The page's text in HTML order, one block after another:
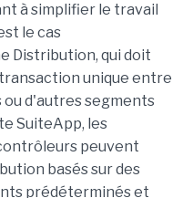
à simplifier le travail
le cas
Distribution, qui doit
unique entre
ou d'autres segments
SuiteApp, les
peuvent
basés sur des
prédéterminés et